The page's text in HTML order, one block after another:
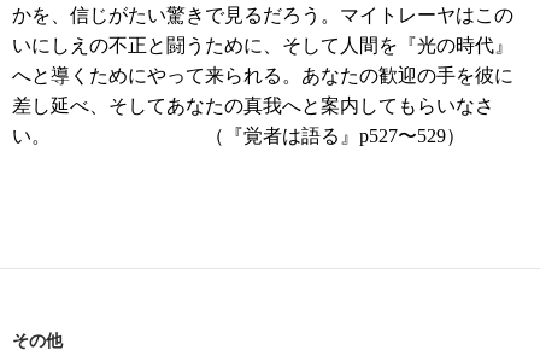
かを、信じがたい驚きで見るだろう。マイトレーヤはこの
いにしえの不正と闘うために、そして人間を『光の時代』
へと導くためにやって来られる。あなたの歓迎の手を彼に
差し延べ、そしてあなたの真我へと案内してもらいなさ
い。 （『覚者は語る』 p527〜529）
その他